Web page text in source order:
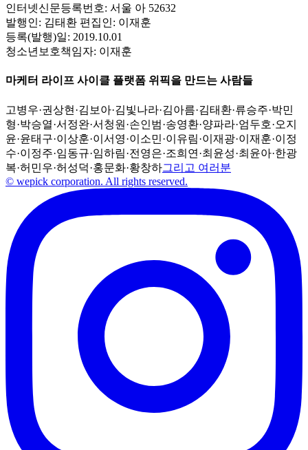
인터넷신문등록번호: 서울 아 52632
발행인: 김태환 편집인: 이재훈
등록(발행)일: 2019.10.01
청소년보호책임자: 이재훈
마케터 라이프 사이클 플랫폼 위픽을 만드는 사람들
고병우·권상현 ·김보아·김빛나라·김아름·김태환·류승주·박민
형·박승열·서정완·서청원 ·손인범·송영환·양파라·엄두호·오지
윤·윤태구·이상훈·이서영·이소민·이유림·이재광·이재훈·이정
수·이정주·임동규·임하림·전영은·조희연 ·최윤성·최윤아·한광
복·허민우·허성덕·홍문화·황창하그리고 여러분
© wepick corporation. All rights reserved.